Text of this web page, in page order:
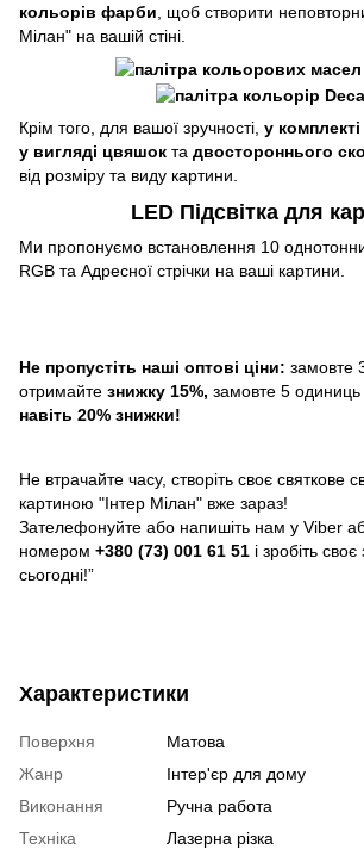
кольорів фарби , щоб створити
Мілан" на вашій стіні.
Крім того, для вашої зручності, у
у вигляді цвяшок та двостороннього
від розміру та виду картини.
LED Підсвітка для
Ми пропонуємо встановлення 10
RGB та Адресної стрічки на ваші картини.
Не пропустіть наші оптові ціни: замовте
отримайте знижку 15%, замовте 5
навіть 20% знижки!
Не втрачайте часу, створіть своє святкове
картиною "Інтер Мілан" вже зараз!
Зателефонуйте або напишіть нам у Viber
номером +380 (73) 001 61 51 і зробіть
сьогодні!”
Характеристики
Поверхня
Матова
Жанр
Інтер'єр для дому
Виконання
Ручна работа
Техніка
Лазерна різка